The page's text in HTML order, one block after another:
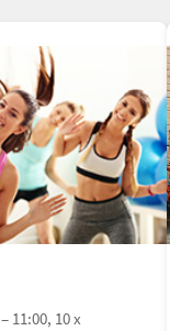
11:00, 10 x